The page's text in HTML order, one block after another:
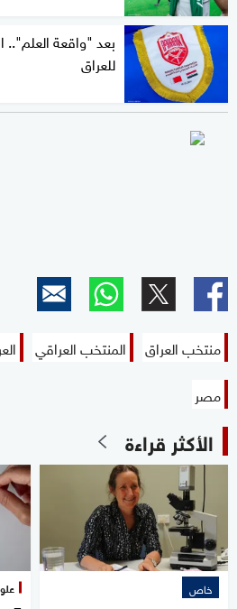
بعد "واقعة العلم"..
للعراق
منتخب العراق المنتخب العراقي
مصر
الأكثر قراءة
خاص